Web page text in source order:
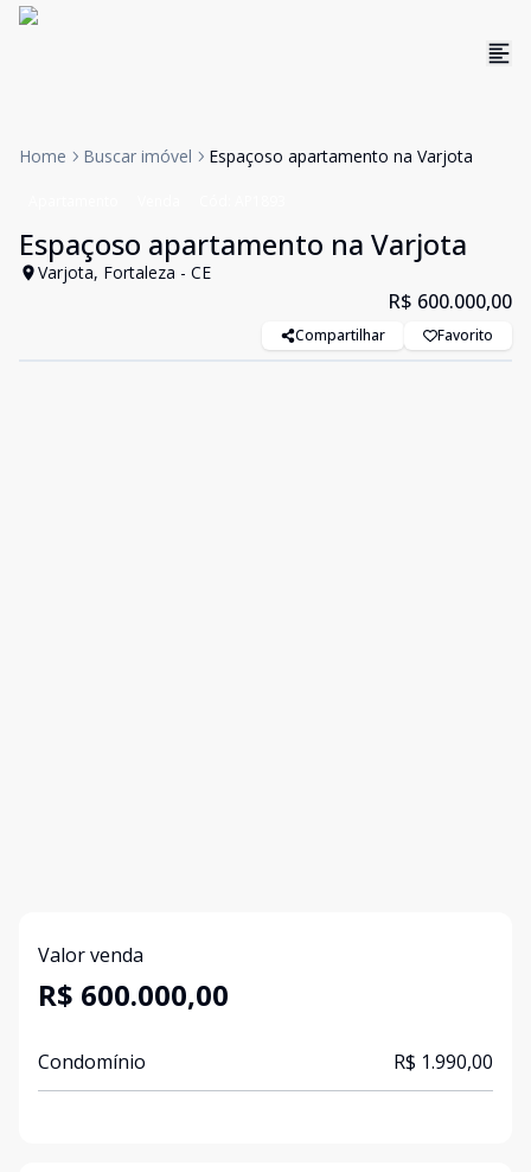
Home Buscar imóvel Espaçoso apartamento na Varjota
Espaçoso apartamento na Varjota
Varjota, Fortaleza - CE
R$ 600.000,00
Compartilhar Favorito
Valor venda
R$ 600.000,00
Condomínio R$ 1.990,00